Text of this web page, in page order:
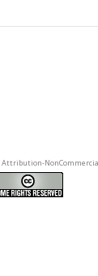
Attribution-